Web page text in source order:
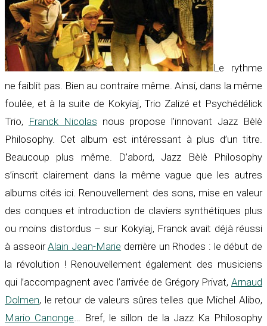
Le rythme
ne faiblit pas. Bien au contraire même. Ainsi, dans la même
foulée, et à la suite de Kokyiaj, Trio Zalizé et Psychédélick
Trio, Franck Nicolas nous propose l’innovant Jazz Bèlè
Philosophy. Cet album est intéressant à plus d’un titre.
Beaucoup plus même. D’abord, Jazz Bèlè Philosophy
s’inscrit clairement dans la même vague que les autres
albums cités ici. Renouvellement des sons, mise en valeur
des conques et introduction de claviers synthétiques plus
ou moins distordus – sur Kokyiaj, Franck avait déjà réussi
à asseoirAlain Jean-Marie derrière un Rhodes : le début de
la révolution ! Renouvellement également des musiciens
qui l’accompagnent avec l’arrivée de Grégory Privat, Arnaud
Dolmen, le retour de valeurs sûres telles que Michel Alibo,
Mario Canonge… Bref, le sillon de la Jazz Ka Philosophy